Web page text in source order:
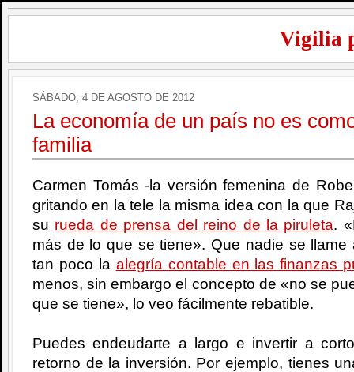
Vigilia
SÁBADO, 4 DE AGOSTO DE 2012
La economía de un país no es
familia
Carmen Tomás -la versión femenina de
gritando en la tele la misma idea con la que
su rueda de prensa del reino de la piruleta.
más de lo que se tiene». Que nadie se llame
tan poco la alegría contable en las finanzas
menos, sin embargo el concepto de «no se
que se tiene», lo veo fácilmente rebatible.
Puedes endeudarte a largo e invertir a
retorno de la inversión. Por ejemplo, tienes